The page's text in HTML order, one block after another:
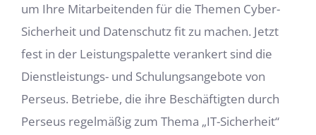
um Ihre Mitarbeitenden für die Themen Cyber-
Sicherheit und Datenschutz fit zu machen. Jetzt
fest in der Leistungspalette verankert sind die
Dienstleistungs- und Schulungsangebote von
Perseus. Betriebe, die ihre Beschäftigten durch
Perseus regelmäßig zum Thema „IT-Sicherheit“